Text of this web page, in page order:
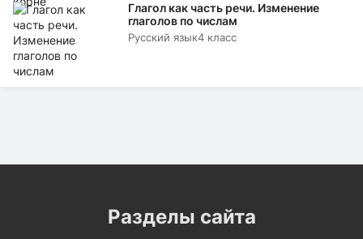
Глагол как часть речи. Изменение
глаголов по числам
Русский язык4 класс
Разделы сайта